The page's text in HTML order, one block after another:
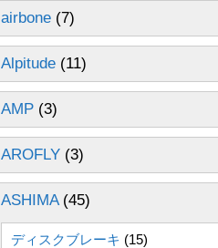
airbone (7)
Alpitude (11)
AMP (3)
AROFLY (3)
ASHIMA(45)
ディスクブレーキ (15)